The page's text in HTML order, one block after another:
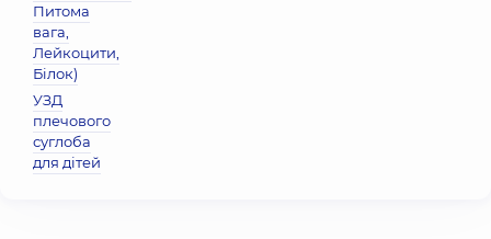
Питома
вага,
Лейкоцити,
Бiлок)
УЗД
плечового
суглоба
для дітей